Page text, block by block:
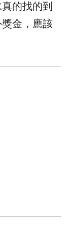
的找的到
金，應該